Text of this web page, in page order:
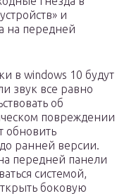
и
на передней
в windows 10 будут
звук все равно
об
повреждении
обновить
ранней версии.
передней панели
системой,
боковую